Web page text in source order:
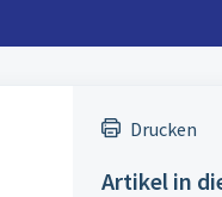
Drucken
Artikel in